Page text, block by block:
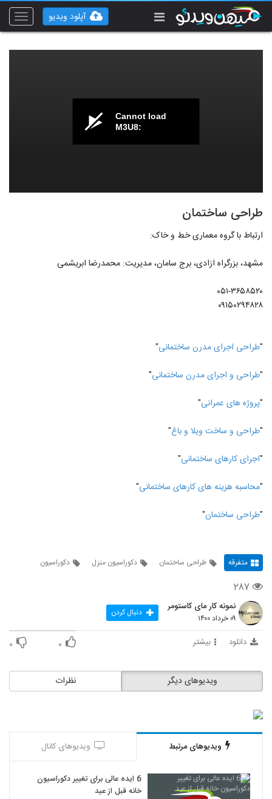
Toggle
آپلود ویدیو
Cannot load
M3U8:
طراحی ساختمان
ارتباط با گروه معماری خط و خاک:
مشهد، بزرگراه ازادی، برج سامان، مدیریت: محمدرضا ابریشمی
۰۵۱-۳۶۵۸۵۲۰
۰۹۱۵۰۲۹۴۸۲۸
"طراحی اجرای مدرن ساختمانی"
"طراحی و اجرای مدرن ساختمانی"
"پروژه های عمرانی"
"طراحی و ساخت ویلا و باغ"
"اجرای کارهای ساختمانی"
"محاسبه هزینه های کارهای ساختمانی"
"طراحی ساختمان"
متفرقه طراحی ساختمان دکوراسیون منزل دکوراسیون
۲۸۷
نمونه کار مای کاستومر
۰۹ خرداد ۱۴۰۰ دنبال کردن
دانلود بیشتر ۰ ۰
نظرات ویدیوهای دیگر
ویدیوهای مرتبط ویدیوهای کانال
6 ایده عالی برای تغییر دکوراسیون
خانه قبل از عید